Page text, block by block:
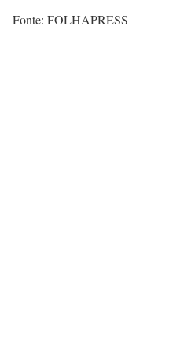
Fonte: FOLHAPRESS